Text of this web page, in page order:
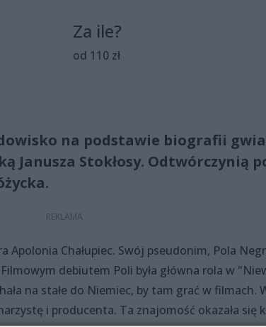
Za ile?
od 110 zł
na podstawie biografii
Janusza Stokłosy. Odtwórczynią
Apolonia Chałupiec. Swój pseudonim, Pola
debiutem Poli była główna rola w
na stałe do Niemiec, by tam grać w filmach.
i producenta. Ta znajomość okazała się